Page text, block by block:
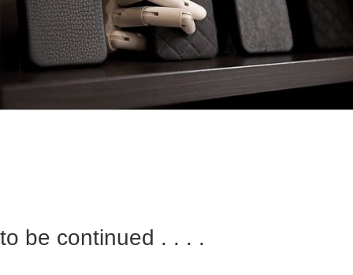
to be continued . . . .